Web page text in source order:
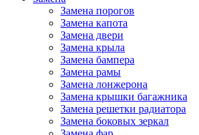
Замена порогов
Замена капота
Замена двери
Замена крыла
Замена бампера
Замена рамы
Замена лонжерона
Замена крышки багажника
Замена решетки радиатора
Замена боковых зеркал